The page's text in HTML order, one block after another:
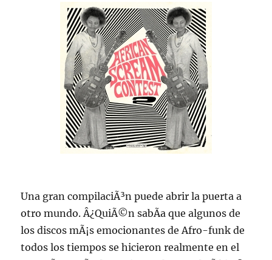
Una gran compilaciÃ³n puede abrir la puerta a
otro mundo. Â¿QuiÃ©n sabÃ­a que algunos de
los discos mÃ¡s emocionantes de Afro-funk de
todos los tiempos se hicieron realmente en el